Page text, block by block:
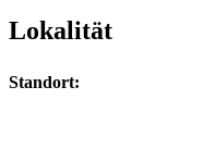
Lokalität
Standort: